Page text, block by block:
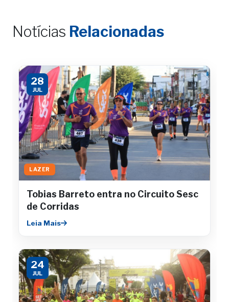
Notícias Relacionadas
28
JUL
LAZER
Tobias Barreto entra no Circuito Sesc
de Corridas
Leia Mais
24
JUL